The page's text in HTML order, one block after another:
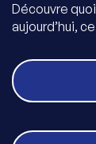
Découvre
aujourd’hui,